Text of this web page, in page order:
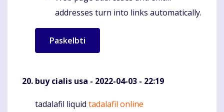
addresses turn into links automatically.
buy cialis usa - 2022-04-03 - 22:19
Komentaras
tadalafil liquid tadalafil online